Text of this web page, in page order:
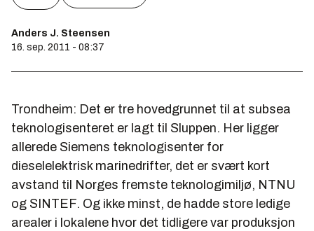
Anders J. Steensen
16. sep. 2011 - 08:37
Trondheim: Det er tre hovedgrunnet til at subsea
teknologisenteret er lagt til Sluppen. Her ligger
allerede Siemens teknologisenter for
dieselelektrisk marinedrifter, det er svært kort
avstand til Norges fremste teknologimiljø, NTNU
og SINTEF. Og ikke minst, de hadde store ledige
arealer i lokalene hvor det tidligere var produksjon